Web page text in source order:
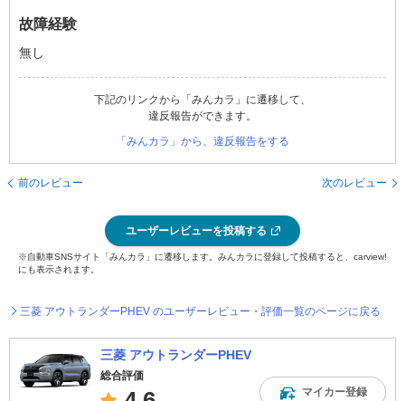
故障経験
無し
下記のリンクから「みんカラ」に遷移して、
違反報告ができます。
「みんカラ」から、違反報告をする
前のレビュー 次のレビュー
ユーザーレビューを投稿する
※自動車SNSサイト「みんカラ」に遷移します。みんカラに登録して投稿すると、carview!
にも表示されます。
三菱 アウトランダーPHEV のユーザーレビュー・評価一覧のページに戻る
三菱 アウトランダーPHEV
総合評価
マイカー登録